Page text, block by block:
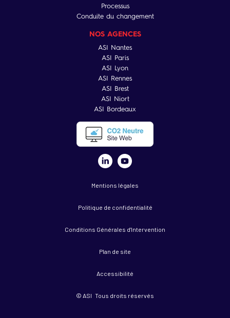
Processus
Conduite du changement
NOS AGENCES
ASI Nantes
ASI Paris
ASI Lyon
ASI Rennes
ASI Brest
ASI Niort
ASI Bordeaux
Mentions légales
Politique de confidentialité
Conditions Générales d'Intervention
Plan de site
Accessibilité
© ASI Tous droits réservés